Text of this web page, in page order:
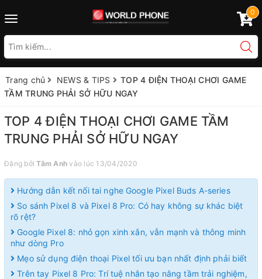
Toggle
0
Trang chủ NEWS & TIPS
TOP 4 ĐIỆN THOẠI CHƠI GAME
TẦM TRUNG PHẢI SỞ HỮU NGAY
TOP 4 ĐIỆN THOẠI CHƠI GAME TẦM
TRUNG PHẢI SỞ HỮU NGAY
Đăng bởiTâm Anh vào lúc 13/04/2020
Hướng dẫn kết nối tai nghe Google Pixel Buds A-series
So sánh Pixel 8 và Pixel 8 Pro: Có hay không sự khác biệt
rõ rệt?
Google Pixel 8: nhỏ gọn xinh xắn, vẫn mạnh và thông minh
như dòng Pro
Mẹo sử dụng điện thoại Pixel tối ưu bạn nhất định phải biết
Trên tay Pixel 8 Pro: Trí tuệ nhân tạo nâng tầm trải nghiệm,